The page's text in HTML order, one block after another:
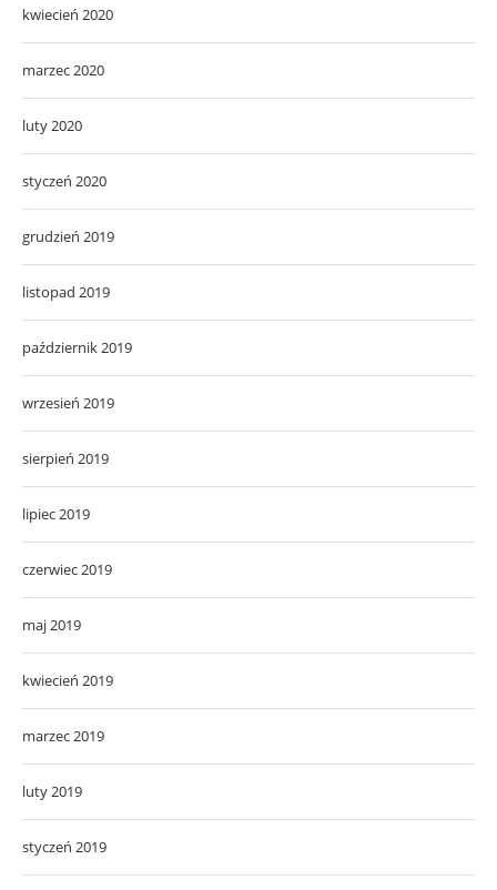
kwiecień 2020
marzec 2020
luty 2020
styczeń 2020
grudzień 2019
listopad 2019
październik 2019
wrzesień 2019
sierpień 2019
lipiec 2019
czerwiec 2019
maj 2019
kwiecień 2019
marzec 2019
luty 2019
styczeń 2019